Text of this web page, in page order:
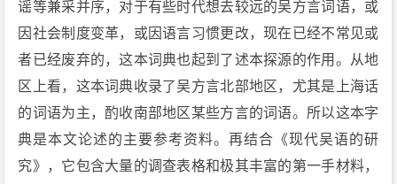
谣等兼采并序，对于有些时代想去较远的吴方言词语，或
因社会制度变革，或因语言习惯更改，现在已经不常见或
者已经废弃的，这本词典也起到了述本探源的作用。从地
区上看，这本词典收录了吴方言北部地区，尤其是上海话
的词语为主，酌收南部地区某些方言的词语。所以这本字
典是本文论述的主要参考资料。再结合《现代吴语的研
究》，它包含大量的调查表格和极其丰富的第一手材料，